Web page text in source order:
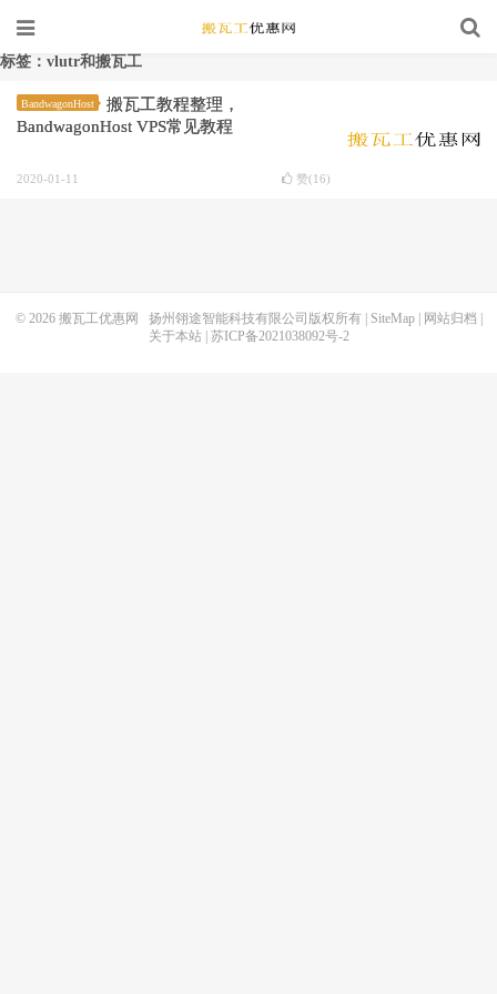
标签：vlutr和搬瓦工
BandwagonHost
搬瓦工教程整理，
BandwagonHost VPS常见教程
2020-01-11 赞(16)
© 2026 搬瓦工优惠网 扬州翎途智能科技有限公司版权所有 | SiteMap| 网站归档
关于本站| 苏ICP备2021038092号-2